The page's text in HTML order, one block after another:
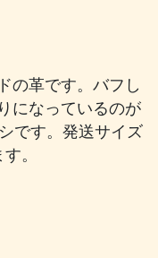
の革です。バフし
になっているのが
です。発送サイズ
。